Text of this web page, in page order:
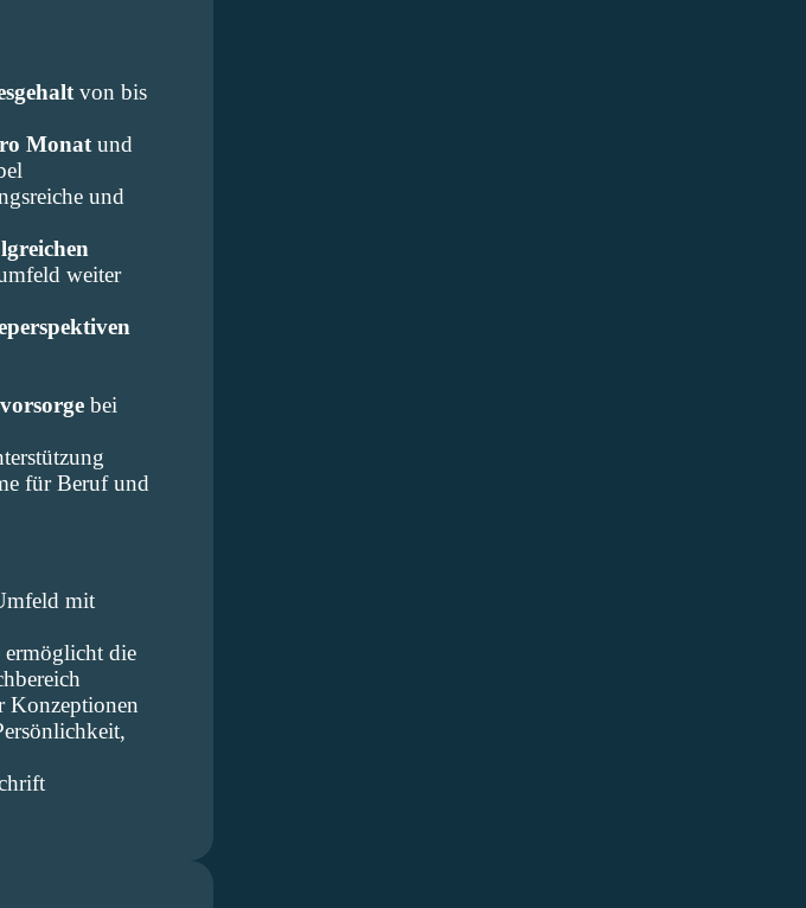
von bis
Monat und
und
weiter
bei
für Beruf und
mit
ermöglicht die
Konzeptionen